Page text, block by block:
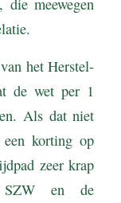
die meewegen
het Herstel-
de wet per 1
Als dat niet
korting op
zeer krap
en de